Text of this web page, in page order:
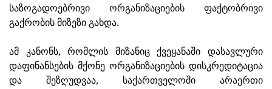
საზოგადოებრივი ორგანიზაციების ფაქტობრივი
გაქრობის მიზეზი გახდა.
ამ კანონს, რომლის მიზანიც ქვეყანაში დასავლური
დაფინანსების მქონე ორგანიზაციების დისკრედიტაცია
და შეზღუდვაა, საქართველოში არაერთი